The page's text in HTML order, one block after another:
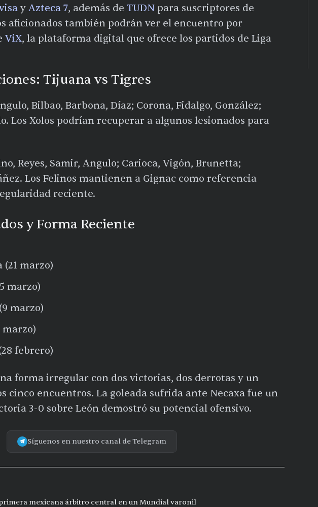
y Azteca 7, además de TUDN para suscriptores de
aficionados también podrán ver el encuentro por
ViX, la plataforma digital que ofrece los partidos de Liga
Tijuana vs Tigres
Bilbao, Barbona, Díaz; Corona, Fidalgo, González;
Los Xolos podrían recuperar a algunos lesionados para
Reyes, Samir, Angulo; Carioca, Vigón, Brunetta;
Los Felinos mantienen a Gignac como referencia
reciente.
y Forma Reciente
(21 marzo)
marzo)
marzo)
marzo)
febrero)
forma irregular con dos victorias, dos derrotas y un
cinco encuentros. La goleada sufrida ante Necaxa fue un
3-0 sobre León demostró su potencial ofensivo.
Síguenos en nuestro canal de Telegram
mexicana árbitro central en un Mundial varonil